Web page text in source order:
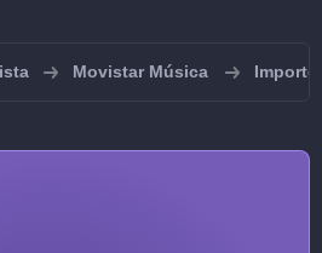
Movistar Música